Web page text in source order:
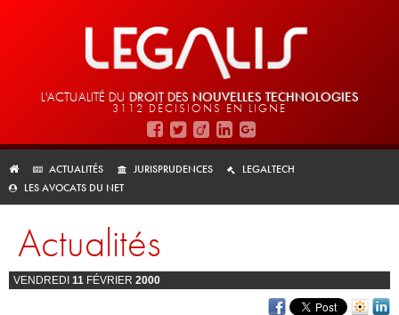
L'ACTUALITÉ DU DROIT DES NOUVELLES TECHNOLOGIES
3112 DÉCISIONS EN LIGNE
ACTUALITÉS JURISPRUDENCES
LEGALTECH
LES AVOCATS DU NET
Actualités
VENDREDI 11 FÉVRIER 2000